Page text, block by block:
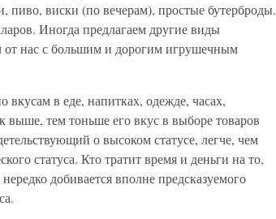
пиво, виски (по вечерам), простые бутерброды.
Иногда предлагаем другие виды
нас с большим и дорогим игрушечным
в еде, напитках, одежде, часах,
тем тоньше его вкус в выборе товаров
о высоком статусе, легче, чем
статуса. Кто тратит время и деньги на то,
добивается вполне предсказуемого